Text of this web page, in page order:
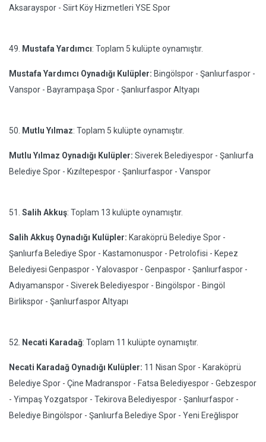
Aksarayspor - Siirt Köy Hizmetleri YSE Spor
49. Mustafa Yardımcı: Toplam 5 kulüpte oynamıştır.
Mustafa Yardımcı Oynadığı Kulüpler: Bingölspor - Şanlıurfaspor -
Vanspor - Bayrampaşa Spor - Şanlıurfaspor Altyapı
50. Mutlu Yılmaz: Toplam 5 kulüpte oynamıştır.
Mutlu Yılmaz Oynadığı Kulüpler: Siverek Belediyespor - Şanlıurfa
Belediye Spor - Kızıltepespor - Şanlıurfaspor - Vanspor
51. Salih Akkuş: Toplam 13 kulüpte oynamıştır.
Salih Akkuş Oynadığı Kulüpler: Karaköprü Belediye Spor -
Şanlıurfa Belediye Spor - Kastamonuspor - Petrolofisi - Kepez
Belediyesi Genpaspor - Yalovaspor - Genpaspor - Şanlıurfaspor -
Adıyamanspor - Siverek Belediyespor - Bingölspor - Bingöl
Birlikspor - Şanlıurfaspor Altyapı
52. Necati Karadağ: Toplam 11 kulüpte oynamıştır.
Necati Karadağ Oynadığı Kulüpler: 11 Nisan Spor - Karaköprü
Belediye Spor - Çine Madranspor - Fatsa Belediyespor - Gebzespor
- Yimpaş Yozgatspor - Tekirova Belediyespor - Şanlıurfaspor -
Belediye Bingölspor - Şanlıurfa Belediye Spor - Yeni Ereğlispor